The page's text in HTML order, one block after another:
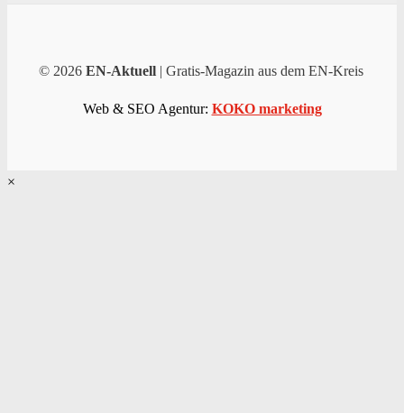
© 2026 EN-Aktuell | Gratis-Magazin aus dem EN-Kreis
Web & SEO Agentur: KOKO marketing
×